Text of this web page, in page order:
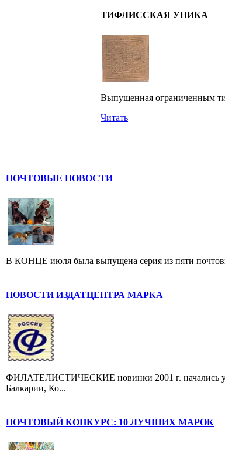
ТИФЛИССКАЯ УНИКА
Выпущенная ограниченным
Читать
ПОЧТОВЫЕ НОВОСТИ
В КОНЦЕ июля была выпущена серия из пяти
НОВОСТИ ИЗДАТЦЕНТРА МАРКА
ФИЛАТЕЛИСТИЧЕСКИЕ новинки 2001 г. начались уже
Балкарии, Ко...
ПОЧТОВЫЙ КОНКУРС: 10 ЛУЧШИХ МАРОК